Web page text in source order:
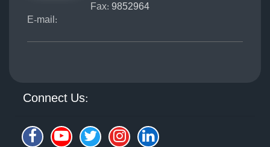
Fax: 9852964
E-mail:
Connect Us: